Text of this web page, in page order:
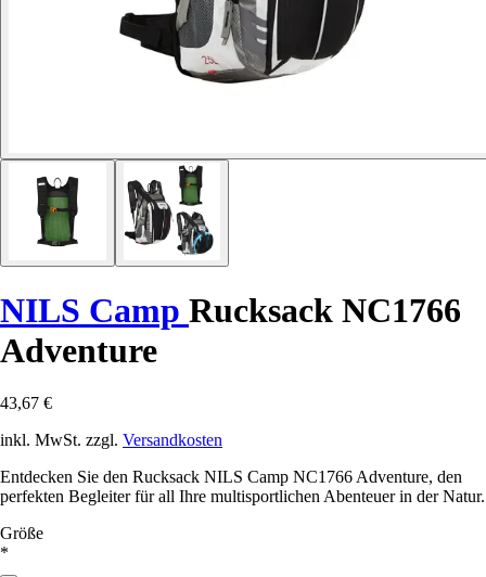
NILS Camp Rucksack NC1766
Adventure
43,67 €
inkl. MwSt. zzgl. Versandkosten
Entdecken Sie den Rucksack NILS Camp NC1766 Adventure, den
perfekten Begleiter für all Ihre multisportlichen Abenteuer in der Natur.
Größe
*